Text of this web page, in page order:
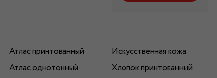
Атлас принтованный
Атлас однотонный
Искусственная кожа
Хлопок принтованный